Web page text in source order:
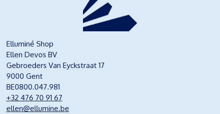
Elluminé Shop
Ellen Devos BV
Gebroeders Van Eyckstraat 17
9000 Gent
BE0800.047.981
+32 476 70 91 67
ellen@ellumine.be